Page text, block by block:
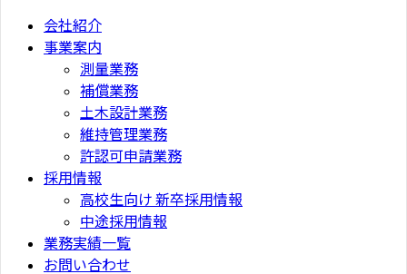
会社紹介
事業案内
測量業務
補償業務
土木設計業務
維持管理業務
許認可申請業務
採用情報
高校生向け 新卒採用情報
中途採用情報
業務実績一覧
お問い合わせ